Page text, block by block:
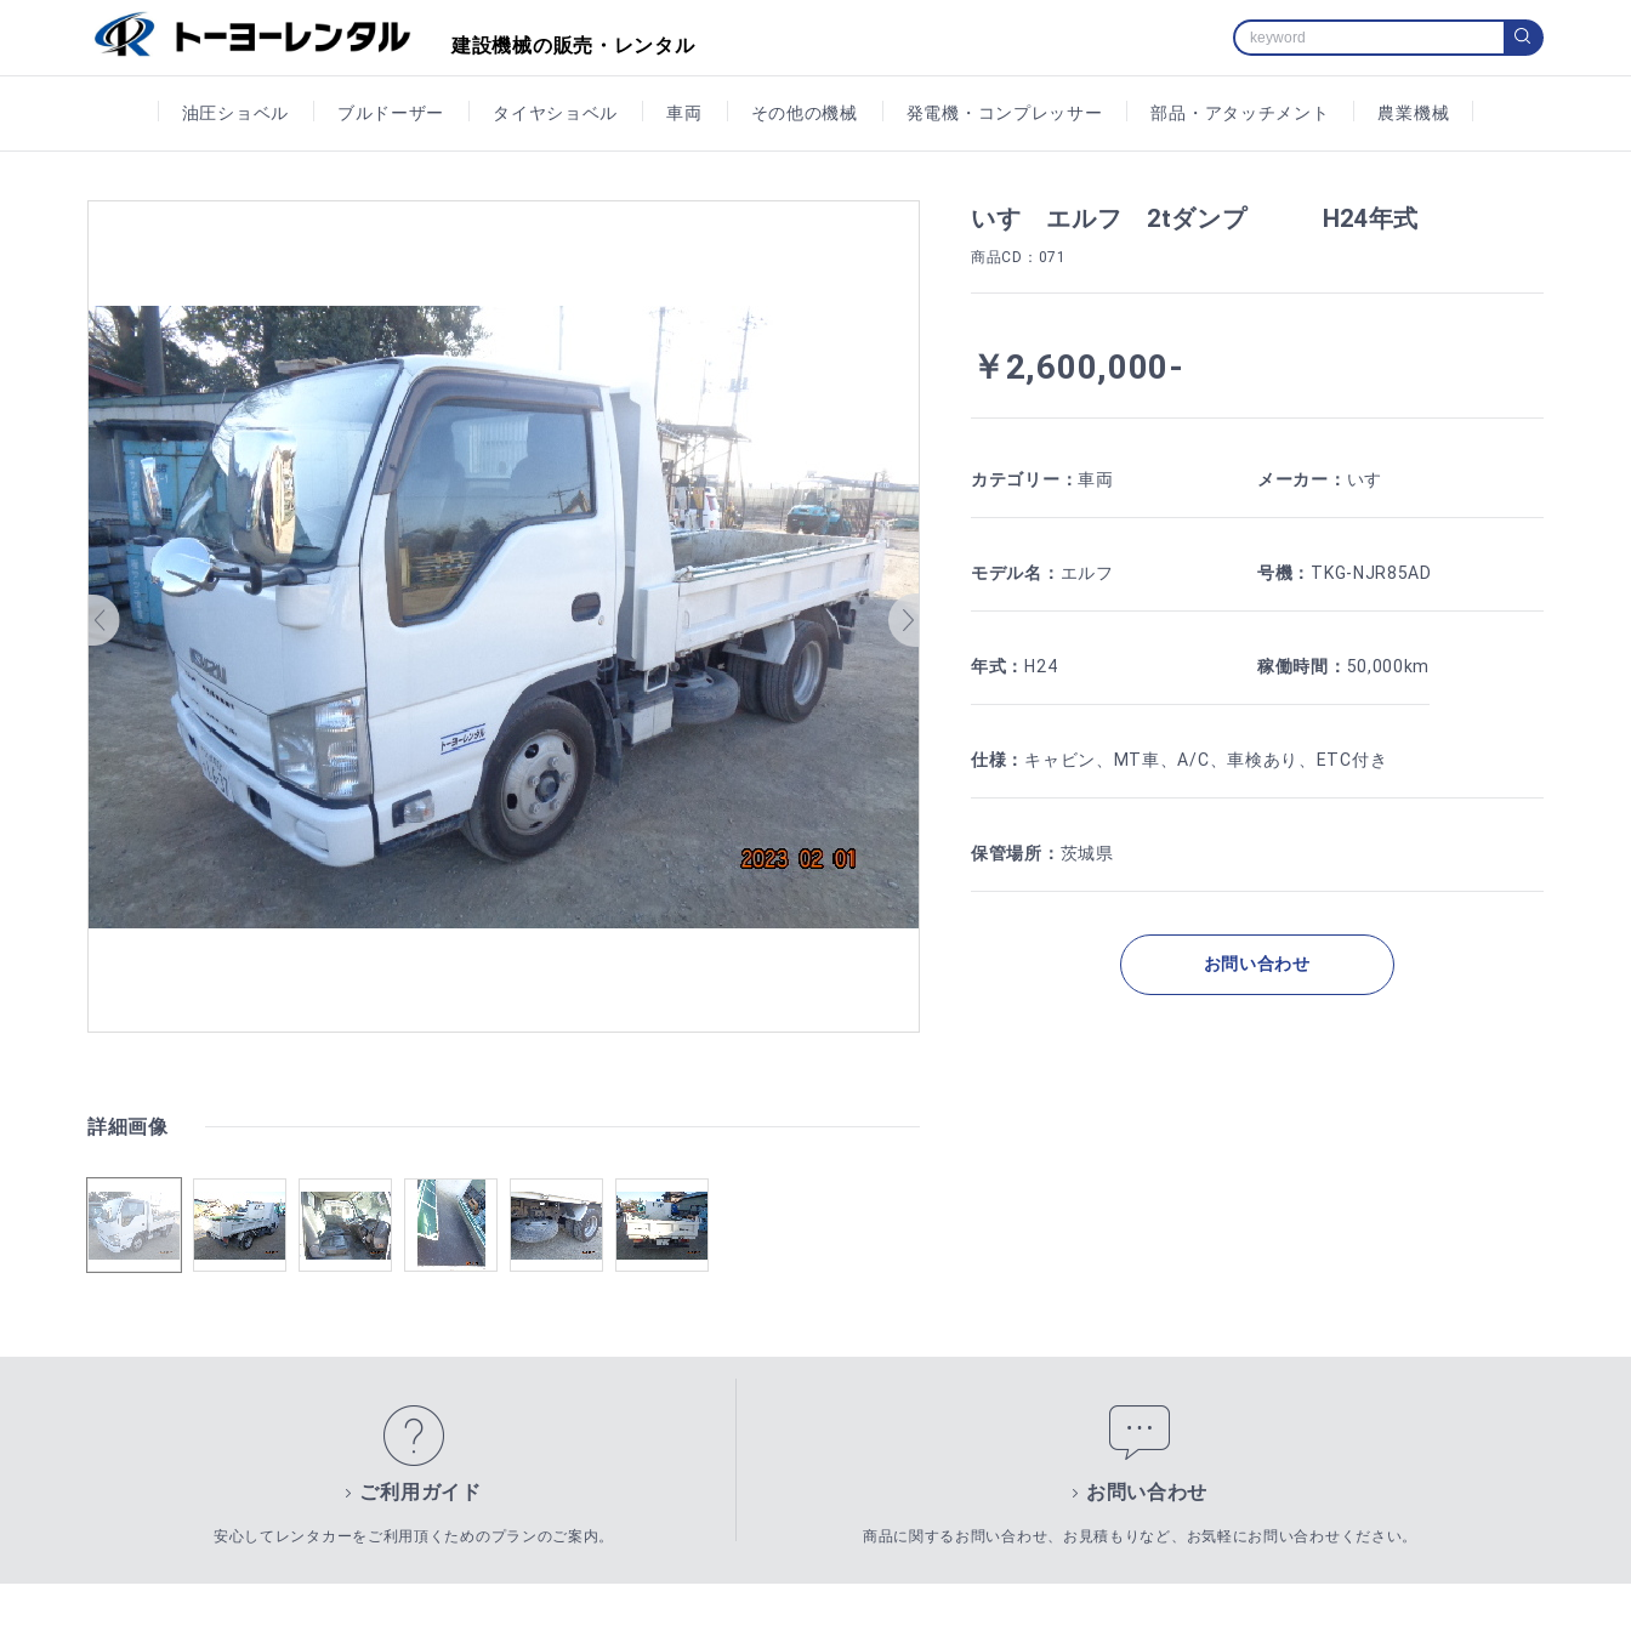
建設機械の販売・レンタル
油圧ショベル ブルドーザー タイヤショベル 車両 その他の機械 発電機・コンプレッサー 部品・アタッチメント 農業機械
詳細画像
いすゞエルフ 2tダンプ H24年式
商品CD ：071
￥2,600,000-
カテゴリー ：車両 メーカー ： いすゞ
モデル名 ： エルフ 号機 ： TKG-NJR85AD
年式 ： H24 稼働時間 ： 50,000km
仕様 ： キャビン MT車 、A/C 、車検あり ETC付き
保管場所 ： 茨城県
お問い合わせ
ご利用ガイド
安心してレンタカーをご利用頂くためのプランのご案内。
お問い合わせ
商品に関するお問い合わせ、お見積もりなど、お気軽にお問い合わせください。